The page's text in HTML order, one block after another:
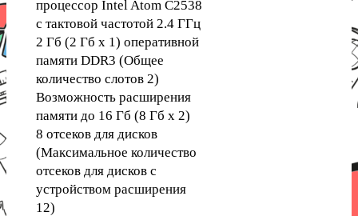
процессор Intel Atom C2538
с тактовой частотой 2.4 ГГц
2 Гб (2 Гб x 1) оперативной
памяти DDR3 (Общее
количество слотов 2)
Возможность расширения
памяти до 16 Гб (8 Гб x 2)
8 отсеков для дисков
(Максимальное количество
отсеков для дисков с
устройством расширения
12)